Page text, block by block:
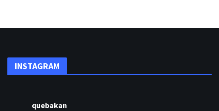
INSTAGRAM
quebakan